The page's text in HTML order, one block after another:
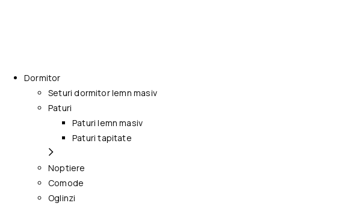
Dormitor
Seturi dormitor lemn masiv
Paturi
Paturi lemn masiv
Paturi tapitate
Noptiere
Comode
Oglinzi